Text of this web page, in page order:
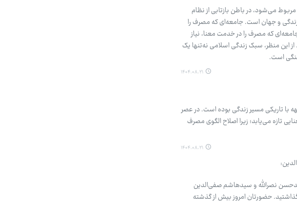
می‌شود، در باطن بازتابی از نظام
و جهان است. جامعه‌ای که مصرف را
که مصرف را در خدمت معنا، نیاز
منظر، سبک زندگی اسلامی نه‌تنها یک
است.
۱۴۰۴.۰۸.۲۱
با تاریکی مسیر زندگی بوده است. در عصر
تازه می‌یابد؛ زیرا اصلاح الگوی مصرف
۱۴۰۴.۰۸.۲۱
نصرالله و سیدهاشم صفی‌الدین
گذاشتید. حضورتان امروز بیش از گذشته